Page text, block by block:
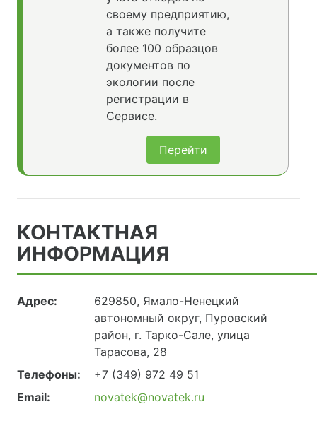
своему предприятию,
а также получите
более 100 образцов
документов по
экологии после
регистрации в
Сервисе.
Перейти
КОНТАКТНАЯ
ИНФОРМАЦИЯ
Адрес:
629850, Ямало-Ненецкий
автономный округ, Пуровский
район, г. Тарко-Сале, улица
Тарасова, 28
Телефоны:
+7 (349) 972 49 51
Email:
novatek@novatek.ru